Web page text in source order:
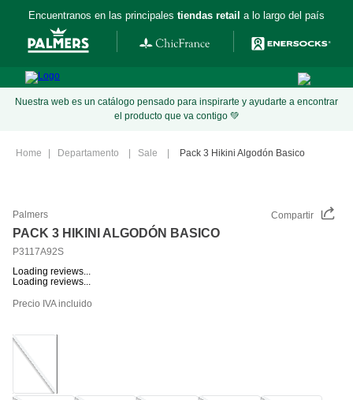
Encuentranos en las principales tiendas retail a lo largo del país
Nuestra web es un catálogo pensado para inspirarte y ayudarte a encontrar
el producto que va contigo 💚
Departamento Sale Pack 3 Hikini Algodón Basico
Palmers Compartir
PACK 3 HIKINI ALGODÓN BASICO
P3117A92S
Loading reviews...
Loading reviews...
Precio IVA incluido